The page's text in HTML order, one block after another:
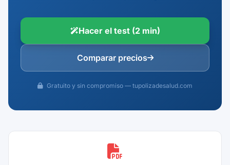
Hacer el test (2 min)
Comparar precios
Gratuito y sin compromiso — tupolizadesalud.com